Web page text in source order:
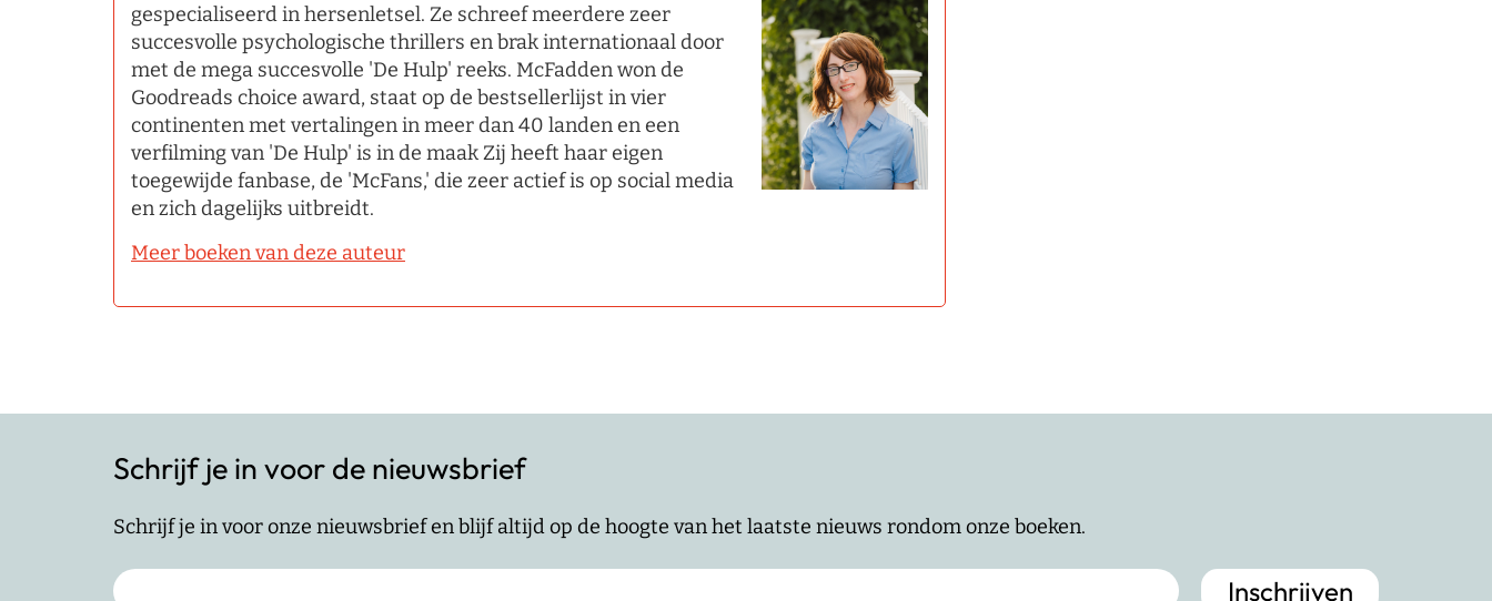
gespecialiseerd in hersenletsel. Ze schreef meerdere zeer
succesvolle psychologische thrillers en brak internationaal door
met de mega succesvolle 'De Hulp' reeks. McFadden won de
Goodreads choice award, staat op de bestsellerlijst in vier
continenten met vertalingen in meer dan 40 landen en een
verfilming van 'De Hulp' is in de maak Zij heeft haar eigen
toegewijde fanbase, de 'McFans,' die zeer actief is op social media
en zich dagelijks uitbreidt.
Meer boeken van deze auteur
Schrijf je in voor de nieuwsbrief
Schrijf je in voor onze nieuwsbrief en blijf altijd op de hoogte van het laatste nieuws rondom onze boeken.